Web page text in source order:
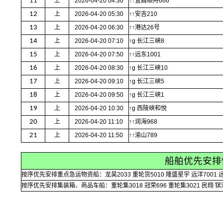
12 上 2026-04-20 05:30 ↑↑安吉210
13 上 2026-04-20 06:30 ↑↑港达26号
14 上 2026-04-20 07:10 ↑g 长江三峡8
15 上 2026-04-20 07:50 ↑↑远东1001
16 上 2026-04-20 08:30 ↑g 长江三峡10
17 上 2026-04-20 09:10 ↑g 长江三峡5
18 上 2026-04-20 09:50 ↑g 长江三峡1
19 上 2026-04-20 10:30 ↑g 西陵峡和悦
20 上 2026-04-20 11:10 ↑↑润海968
21 上 2026-04-20 11:50 ↑↑渝山789
船舶优先安
按序优先安排重点急运物资船：龙昊2033 重轮货5010 隆盛星宇 远洋7001
按序优先安排集装箱、商品车船：重轮集3018 冠荣696 重轮集3021 民翔